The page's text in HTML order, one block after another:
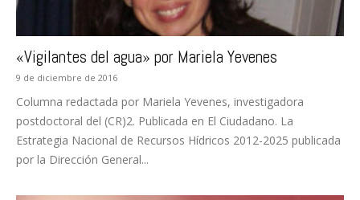
«Vigilantes del agua» por Mariela Yevenes
9 de diciembre de 2016
Columna redactada por Mariela Yevenes, investigadora
postdoctoral del (CR)2. Publicada en El Ciudadano. La
Estrategia Nacional de Recursos Hídricos 2012-2025 publicada
por la Dirección General...